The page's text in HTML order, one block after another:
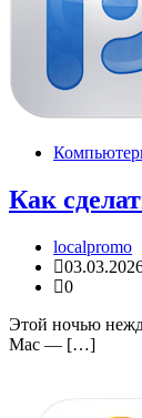
Как
localpromo
0
Этой ночью
Mac — […]